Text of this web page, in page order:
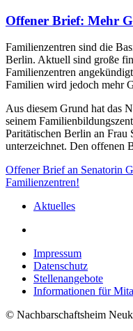
Offener Brief: Mehr
Familienzentren sind die
Berlin. Aktuell sind große
Familienzentren
Familien wird jedoch mehr
Aus diesem Grund hat das
seinem
Paritätischen Berlin an Frau
unterzeichnet. Den offenen
Offener Brief an Senatorin
Familienzentren!
Aktuelles
Impressum
Datenschutz
Stellenangebote
Informationen für
© Nachbarschaftsheim